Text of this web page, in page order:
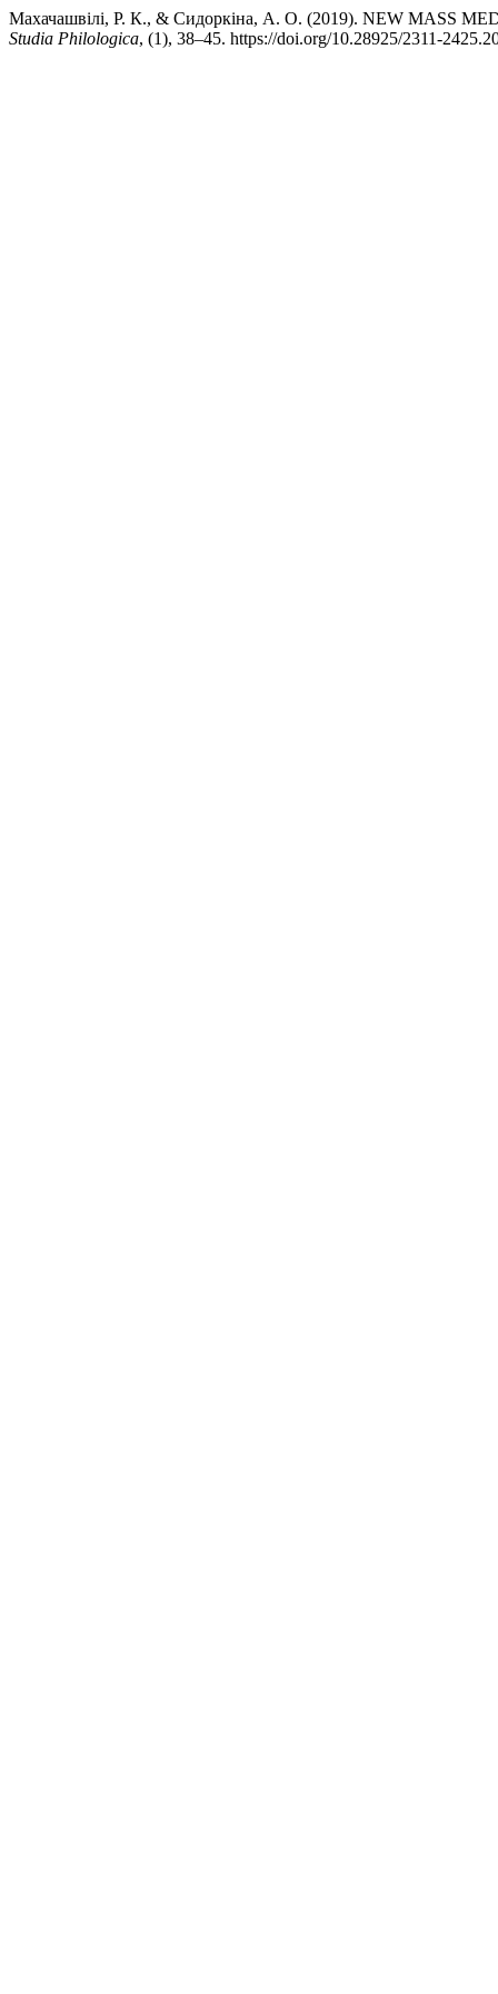
Махачашвілі, Р. К., & Сидоркіна, А. О. (2019). NEW MASS
Studia Philologica, (1), 38–45. https://doi.org/10.28925/2311-